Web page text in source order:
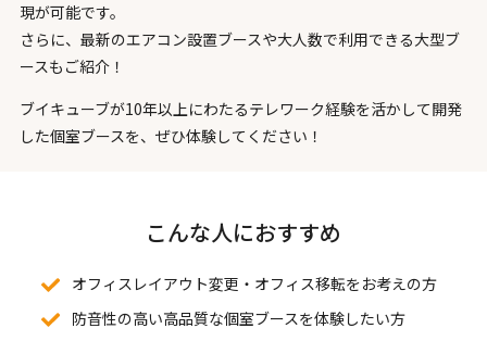
現が可能です。
さらに、最新のエアコン設置ブースや大人数で利用できる大型ブ
ースもご紹介！
ブイキューブが10年以上にわたるテレワーク経験を活かして開発
した個室ブースを、ぜひ体験してください！
こんな人におすすめ
オフィスレイアウト変更・オフィス移転をお考えの方
防音性の高い高品質な個室ブースを体験したい方